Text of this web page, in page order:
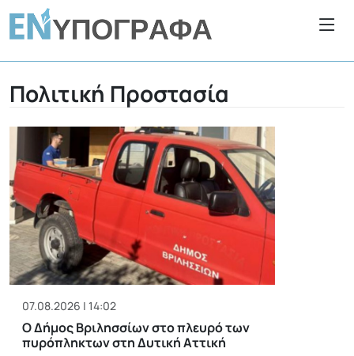
Πολιτική Προστασία
07.08.2026 | 14:02
Ο Δήμος Βριλησσίων στο πλευρό των
πυρόπληκτων στη Δυτική Αττική